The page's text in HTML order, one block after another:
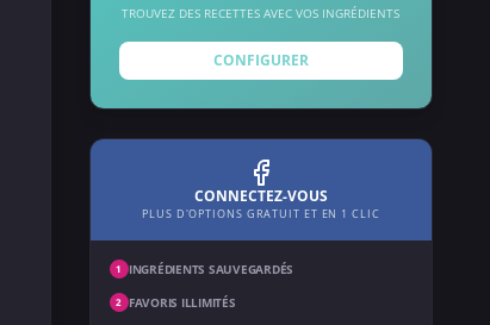
TROUVEZ DES RECETTES AVEC VOS INGRÉDIENTS
CONFIGURER
CONNECTEZ-VOUS
PLUS D'OPTIONS GRATUIT ET EN 1 CLIC
1 INGRÉDIENTS SAUVEGARDÉS
2 FAVORIS ILLIMITÉS